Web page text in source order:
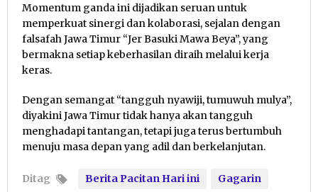
Momentum ganda ini dijadikan seruan untuk
memperkuat sinergi dan kolaborasi, sejalan dengan
falsafah Jawa Timur “Jer Basuki Mawa Beya”, yang
bermakna setiap keberhasilan diraih melalui kerja
keras.
Dengan semangat “tangguh nyawiji, tumuwuh mulya”,
diyakini Jawa Timur tidak hanya akan tangguh
menghadapi tantangan, tetapi juga terus bertumbuh
menuju masa depan yang adil dan berkelanjutan.
Ditag Berita Pacitan Hari ini Gagarin